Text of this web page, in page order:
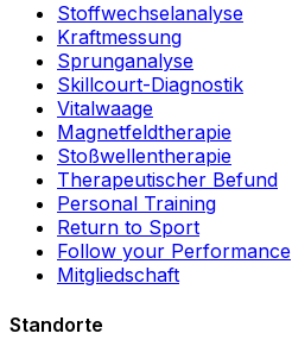
Stoffwechselanalyse
Kraftmessung
Sprunganalyse
Skillcourt-Diagnostik
Vitalwaage
Magnetfeldtherapie
Stoßwellentherapie
Therapeutischer Befund
Personal Training
Return to Sport
Follow your Performance
Mitgliedschaft
Standorte